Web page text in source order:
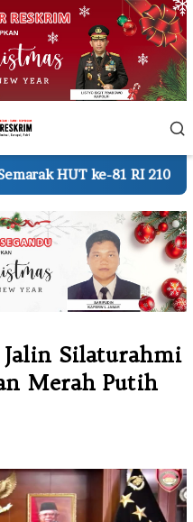
Regu TK dan RA
Jalin Silaturahmi
Merah Putih